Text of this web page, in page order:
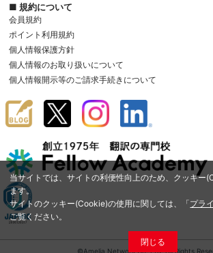
当サイトでは、サイトの利便性向上のため、クッキー
ます。
サイトのクッキー(Cookie)の使用に関しては、「プラ
ご覧ください。
閉じる
■ 規約について
会員規約
ポイント利用規約
個人情報保護方針
個人情報のお取り扱いについて
個人情報開示等のご請求手続きについて
©Amelia Network Co.,Ltd. All Rights